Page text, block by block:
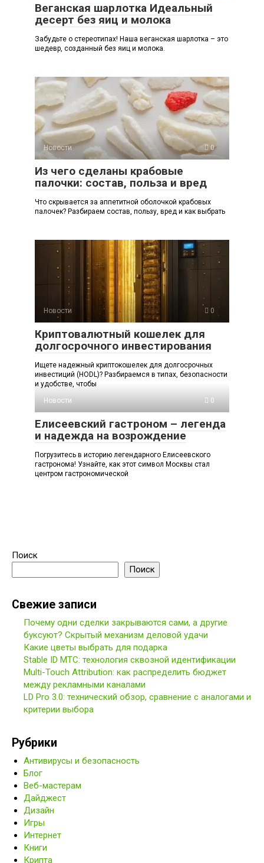
Веганская шарлотка Идеальный
десерт без яиц и молока
Забудьте о стереотипах! Наша веганская шарлотка – это
шедевр, созданный без яиц и молока.
Новости 0
Из чего сделаны крабовые
палочки: состав, польза и вред
Что скрывается за аппетитной оболочкой крабовых
палочек? Разбираем состав, пользу, вред и как выбрать
Новости 0
Криптовалютный кошелек для
долгосрочного инвестирования
Ищете надежный криптокошелек для долгосрочных
инвестиций (HODL)? Разбираемся в типах, безопасности
и удобстве, чтобы
Новости
0
Елисеевский гастроном – легенда
и надежда на возрождение
Погрузитесь в историю легендарного Елисеевского
гастронома! Узнайте, как этот символ Москвы стал
центром гастрономической
Поиск
Поиск
Свежие записи
Почему одни сделки закрываются сами, а другие
буксуют? Скрытый механизм деловой удачи
Какие цветы выбрать для подарка
Stable ID МТС: технология сквозной идентификации
Multi-Touch Attribution: как распределить бюджет
между рекламными каналами
LD Pro 3.0: технический обзор, сравнение с аналогами и
критерии выбора
Рубрики
Антивирусы и безопасность
Блог
Веб-мастерам
Дайджест
Дизайн
Игры
Интернет
Книги
Крипта